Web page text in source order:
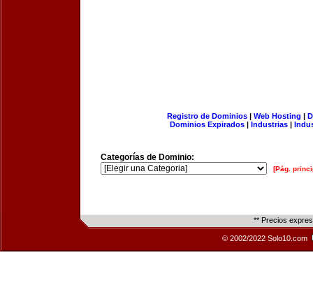
Registro de Dominios| Web Hosting |
Dominios Expirados | Industrias |
Categorías de Dominio:
[Pág.
** Precios
© 2002/2022 Solo10.com